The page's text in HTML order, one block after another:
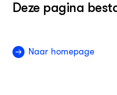
Deze pagina
Naar homepage